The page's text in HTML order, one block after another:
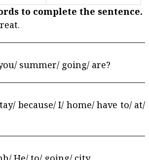
to complete the sentence.
summer/ going/ are?
because/ I/ home/ have to/ at/